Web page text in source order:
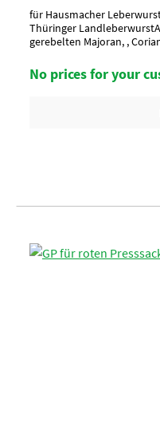
für Hausmacher
Thüringer
gerebelten Majoran, ,
18-20 g Nitritpökelsalz je kg
(DF 100) / 36 Krt. per Palette
No prices for your